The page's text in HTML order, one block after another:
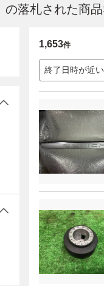
の落札された商品
1,653件
終了日時が近